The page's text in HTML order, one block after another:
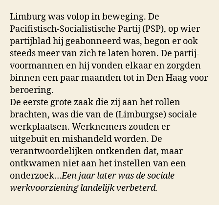
Limburg was volop in beweging. De
Pacifistisch-Socialistische Partij (PSP), op wier
partij­blad hij geabonneerd was, begon er ook
steeds meer van zich te laten horen. De partij­
voormannen en hij vonden elkaar en zorgden
binnen een paar maanden tot in Den Haag voor
beroe­ring.
De eerste grote zaak die zij aan het rollen
brachten, was die van de (Limburgse) sociale
werkplaatsen. Werkne­mers zouden er
uitgebuit en mishandeld worden. De
verantwoorde­lijken ontken­den dat, maar
ontkwamen niet aan het instellen van een
onder­zoek…Een jaar later was de sociale
werkvoor­ziening lande­lijk verbeterd.